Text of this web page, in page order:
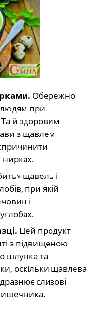
Обережно
людям при
Та й здоровим
з щавлем
нирках.
щавель і
при якій
і
Цей продукт
з підвищеною
шлунка та
оскільки щавлева
слизові